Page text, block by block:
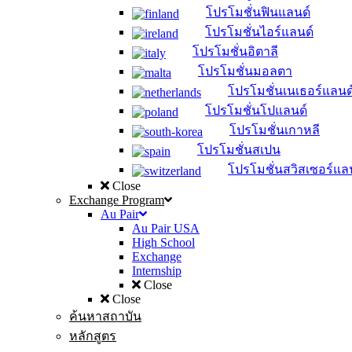
โปรโมชั่นฟินแลนด์
โปรโมชั่นไอร์แลนด์
โปรโมชั่นอิตาลี
โปรโมชั่นมอลตา
โปรโมชั่นเนเธอร์แลน
โปรโมชั่นโปแลนด์
โปรโมชั่นเกาหลี
โปรโมชั่นสเปน
โปรโมชั่นสวิสเซอร์แ
Close
Exchange Program
Au Pair
Au Pair USA
High School
Exchange
Internship
Close
Close
ค้นหาสถาบัน
หลักสูตร